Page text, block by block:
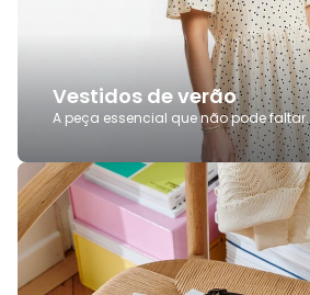
Vestidos de verão
A peça essencial que não pode faltar.
Sandálias